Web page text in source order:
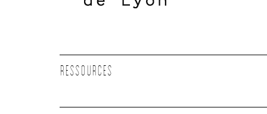
RESSOURCES